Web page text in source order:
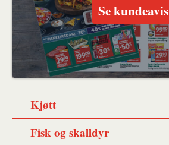
Se kundeavis
Kjøtt
Fisk og skalldyr